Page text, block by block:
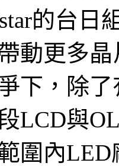
的台日
動更多
下，除
LCD與
圍內